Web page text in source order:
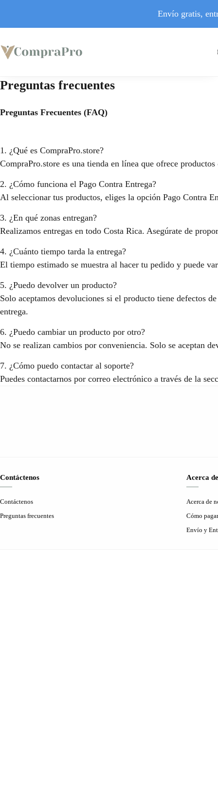
Envío gratis,
Preguntas frecuentes
Preguntas Frecuentes (FAQ)
1. ¿Qué es CompraPro.store?
CompraPro.store es una tienda en línea que ofrece
2. ¿Cómo funciona el Pago Contra Entrega?
Al seleccionar tus productos, eliges la opción Pago Contra
3. ¿En qué zonas entregan?
Realizamos entregas en todo Costa Rica. Asegúrate de
4. ¿Cuánto tiempo tarda la entrega?
El tiempo estimado se muestra al hacer tu pedido y puede
5. ¿Puedo devolver un producto?
Solo aceptamos devoluciones si el producto tiene defectos
entrega.
6. ¿Puedo cambiar un producto por otro?
No se realizan cambios por conveniencia. Solo se aceptan
7. ¿Cómo puedo contactar al soporte?
Puedes contactarnos por correo electrónico a través de la
Contáctenos
Contáctenos
Preguntas frecuentes
Acerca
Acerca de
Cómo pagar
Envío y